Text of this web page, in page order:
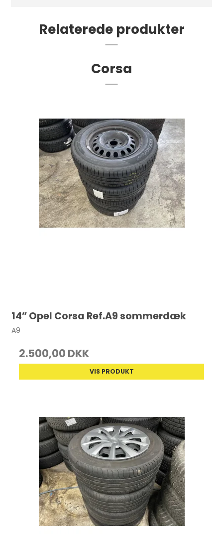
Relaterede produkter
Corsa
14” Opel Corsa Ref.A9 sommerdæk
A9
2.500,00 DKK
VIS PRODUKT